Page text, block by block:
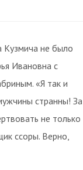
Кузмича не было
Ивановна с
«Я так и
странны! За
не только
ссоры. Верно,